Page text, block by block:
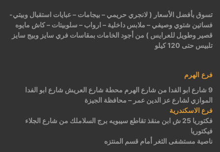
تسوق بأفضل الأسعار ( لانجري حريمي – بيجامات – عبايات استقبال وبيتي-
فساتين شتوي وصيفي – ملابس داخلية – ارواب – سلوبيتات – كاش مايوه
قصير وطويل للعرايس ) من أجود الخامات بمقاسات فري سايز وبيج سايز
تلبيس حتى 120 كيلو
فرع الهرم
9 شارع ابو الفدا من شارع الهرم محطة شارع العريش شارع ابو الفدا
الموازي لشارع عز الدين عمر – محافظة الجيزة
فرع الاسكندرية
فكتوريا 25 ش ابن منقذ تقاطع سيبويه برج السلاملك من شارع الجلاء
فيكتوريا
ناصية مستشفى الثغر أمام قسم المنتزه